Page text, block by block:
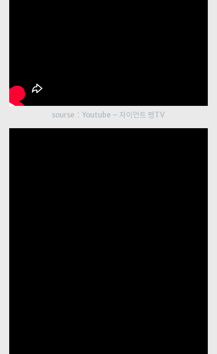
sourse：Youtube – 자이언트 펭TV